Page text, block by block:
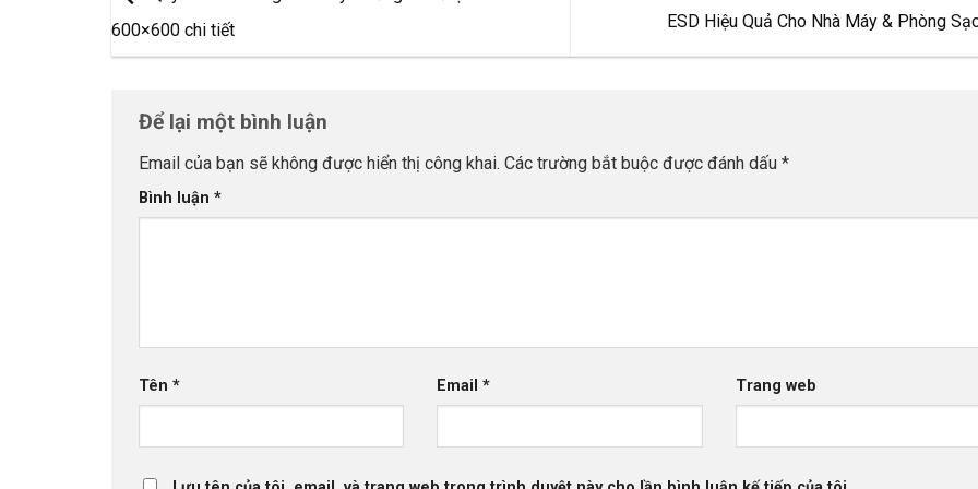
600×600 chi tiết
ESD Hiệu Quả Cho Nhà Máy & Phòng
Để lại một bình luận
Email của bạn sẽ không được hiển thị công khai. Các trường bắt buộc được đánh dấu *
Bình luận *
Tên * Email* Trang web